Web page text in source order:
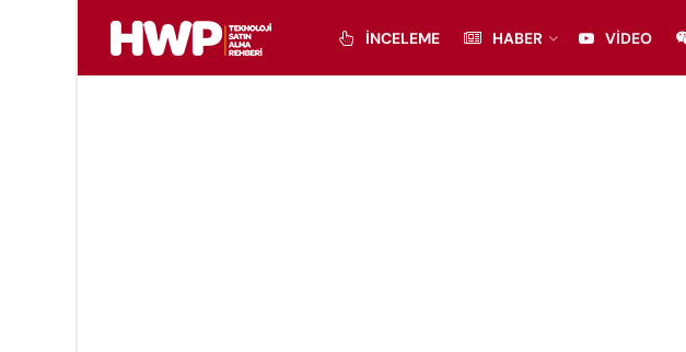
İNCELEME HABER VIDEO